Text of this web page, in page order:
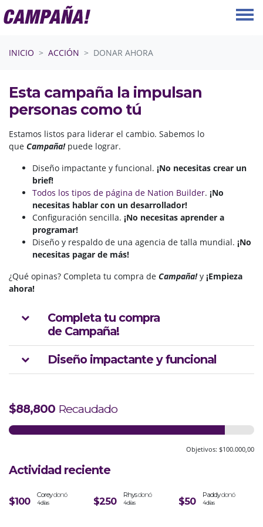
INICIO
ACCIÓN DONAR AHORA
Esta campaña la impulsan
personas como tú
Estamos listos para liderar el cambio. Sabemos lo
que Campaña! puede lograr.
Diseño impactante y funcional. ¡No necesitas crear un
brief!
Todos los tipos de página de Nation Builder. ¡No
necesitas hablar con un desarrollador!
Configuración sencilla. ¡No necesitas aprender a
programar!
Diseño y respaldo de una agencia de talla mundial. ¡No
necesitas pagar de más!
¿Qué opinas? Completa tu compra de Campaña!y ¡Empieza
ahora!
Completa tu compra
de Campaña!
Diseño impactante y funcional
$88,800 Recaudado
Objetivos: $100.000,00
Actividad reciente
$100
Coreydonó
4 días $250
Rhysdonó
4 días $50
Paddydonó
4 días